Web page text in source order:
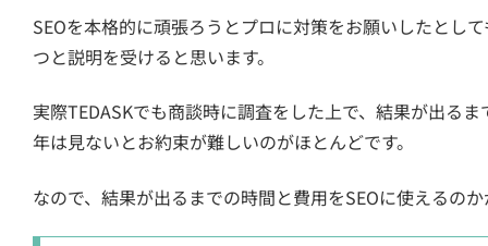
SEOを本格的に頑張ろうとプロに対策をお願いしたとし
つと説明を受けると思います。
実際TEDASKでも商談時に調査をした上で、結果が出る
年は見ないとお約束が難しいのがほとんどです。
なので、結果が出るまでの時間と費用をSEOに使えるの